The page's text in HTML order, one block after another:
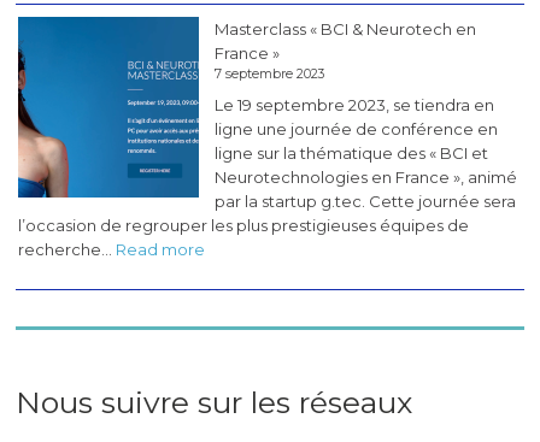
pérégrinations
du
CogLab
#5
(novembre
2023)
Masterclass « BCI & Neurotech en
France »
7 septembre 2023
Le 19 septembre 2023, se tiendra en
ligne une journée de conférence en
ligne sur la thématique des « BCI et
Neurotechnologies en France », animé
par la startup g.tec. Cette journée sera
l’occasion de regrouper les plus prestigieuses équipes de
recherche… Read more
«
France
Nous suivre sur les réseaux